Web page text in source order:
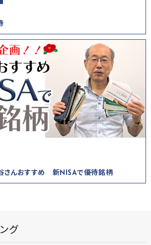
さんおすすめ 新NISAで優待銘柄
グ